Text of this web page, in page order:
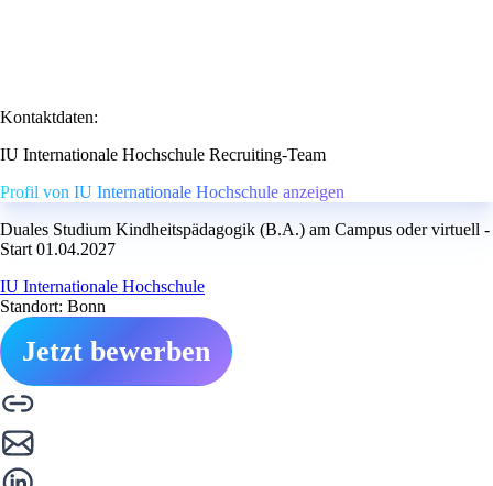
Kontaktdaten:
IU Internationale Hochschule Recruiting-Team
Profil von IU Internationale Hochschule anzeigen
Duales Studium Kindheitspädagogik (B.A.) am Campus oder virtuell -
Start 01.04.2027
IU Internationale Hochschule
Standort: Bonn
Jetzt bewerben